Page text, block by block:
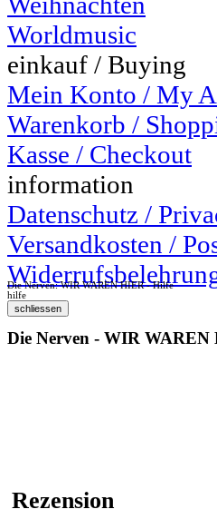
Worldmusic
einkauf / Buying
Mein Konto / My
Warenkorb /
Kasse / Checkout
information
Datenschutz /
Versandkosten /
Die Nerven: WIR WAREN HIER - Hilfe
hilfe
Die Nerven - WIR WAREN
Rezension